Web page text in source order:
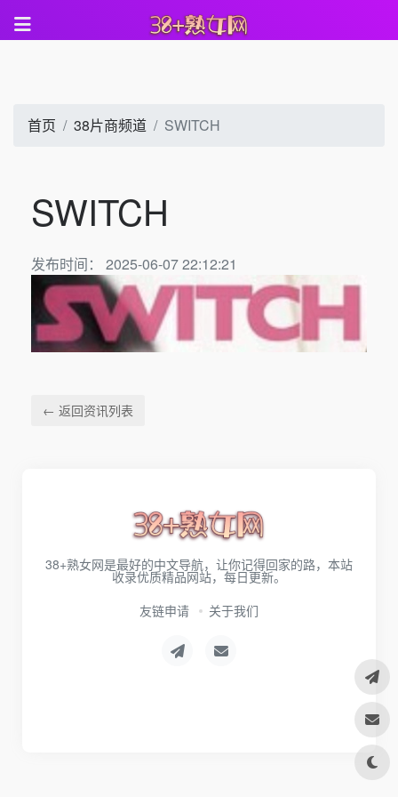
首页 38片商频道 SWITCH
SWITCH
发布时间： 2025-06-07 22:12:21
← 返回资讯列表
38+熟女网是最好的中文导航，让你记得回家的路，本站
收录优质精品网站，每日更新。
友链申请
关于我们